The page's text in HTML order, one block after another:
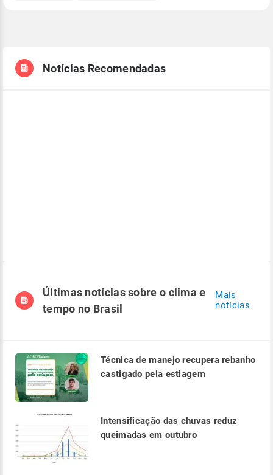
Notícias Recomendadas
Últimas notícias sobre o clima e
tempo no Brasil
Mais
notícias
Técnica de manejo recupera rebanho
castigado pela estiagem
Intensificação das chuvas reduz
queimadas em outubro